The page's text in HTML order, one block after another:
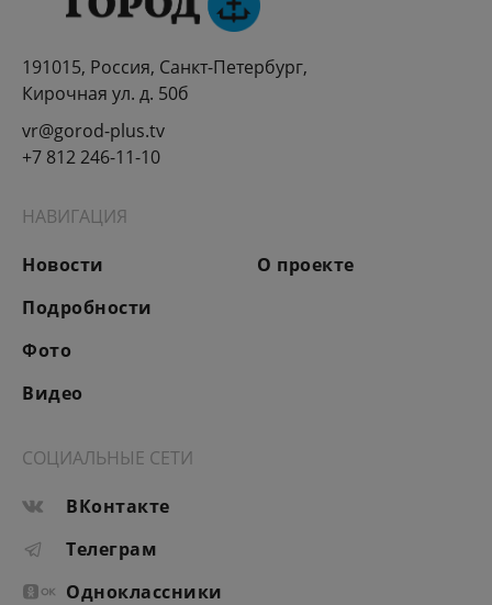
191015, Россия, Санкт-Петербург,
Кирочная ул. д. 50б
vr@gorod-plus.tv
+7 812 246-11-10
НАВИГАЦИЯ
Новости
Подробности
Фото
Видео
О проекте
СОЦИАЛЬНЫЕ СЕТИ
ВКонтакте
Телеграм
Одноклассники